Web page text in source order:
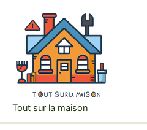
contenu
Tout sur la maison